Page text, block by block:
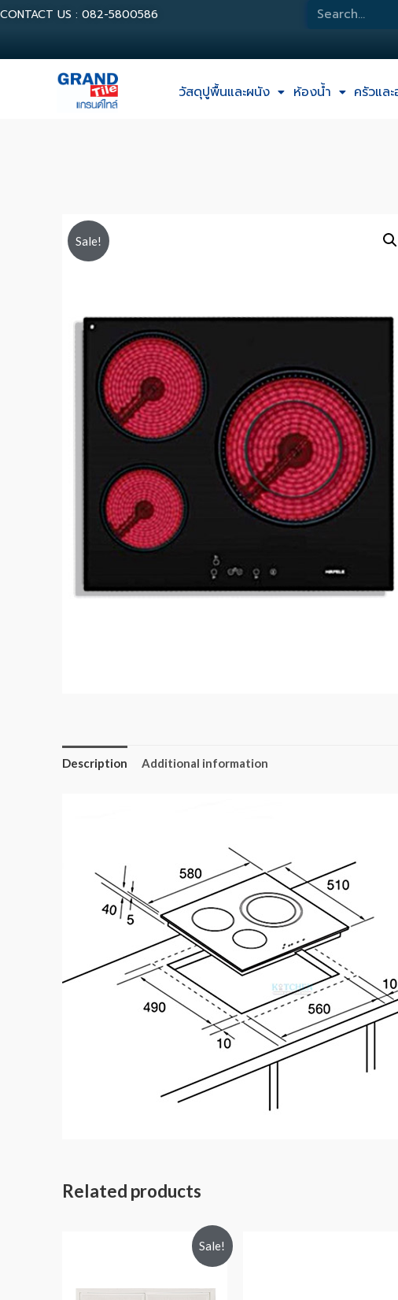
CONTACT US : 082-5800586
วัสดุปูพื้นและผนัง ห้องน้ำ ครัวแล
Sale!
Description Additional information
Related products
Sale!